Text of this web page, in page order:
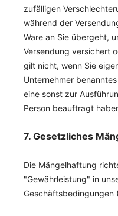
zufälligen
während der
Ware an Sie übergeht,
Versendung versichert
gilt nicht, wenn Sie
Unternehmer
eine sonst zur
Person beauftragt
7. Gesetzliches
Die Mängelhaftung
"Gewährleistung" in
Geschäftsbedingungen